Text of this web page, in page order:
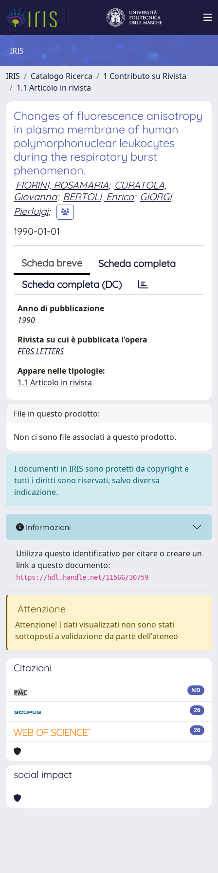
IRIS
IRIS Catalogo Ricerca
1 Contributo su Rivista
1.1 Articolo in rivista
Changes of fluorescence anisotropy
in plasma membrane of human
polymorphonuclear leukocytes
during the respiratory burst
phenomenon.
FIORINI, ROSAMARIA; CURATOLA,
Giovanna; BERTOLI, Enrico; GIORGI,
Pierluigi;
1990-01-01
Scheda breve
Scheda completa
Scheda completa (DC)
Anno di pubblicazione
1990
Rivista su cui è pubblicata l'opera
FEBS LETTERS
Appare nelle tipologie:
1.1 Articolo in rivista
File in questo prodotto:
Non ci sono file associati a questo prodotto.
I documenti in IRIS sono protetti da copyright e
tutti i diritti sono riservati, salvo diversa
indicazione.
Informazioni
Utilizza questo identificativo per citare o creare un
link a questo documento:
https://hdl.handle.net/11566/30759
Attenzione
Attenzione! I dati visualizzati non sono stati
sottoposti a validazione da parte dell'ateneo
Citazioni
ND
26
26
social impact